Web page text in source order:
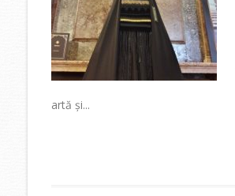
artă și...